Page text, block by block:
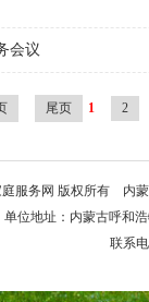
会议
尾页 1 2
庭服务网 版权所有 内
单位地址：内蒙古呼和
联系